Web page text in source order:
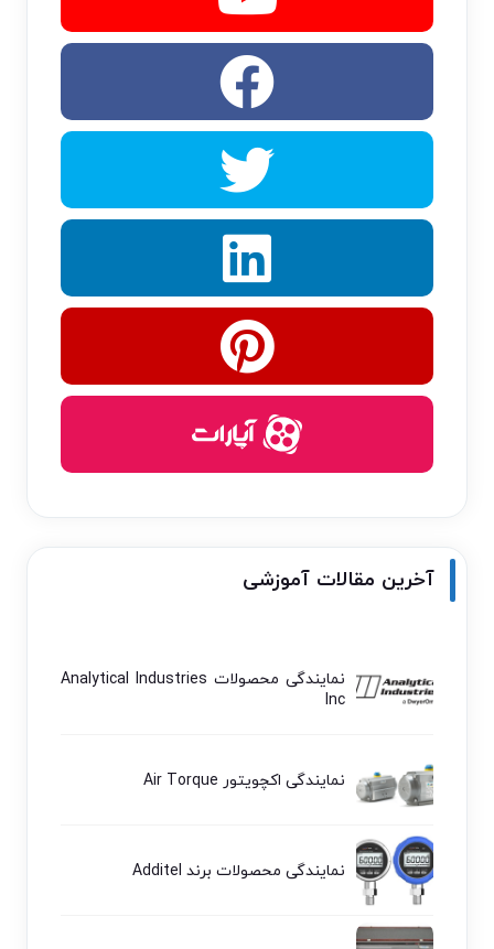
آخرین مقالات آموزشی
نمایندگی محصولات Analytical Industries
Inc
نمایندگی اکچویتور Air Torque
نمایندگی محصولات برند Additel